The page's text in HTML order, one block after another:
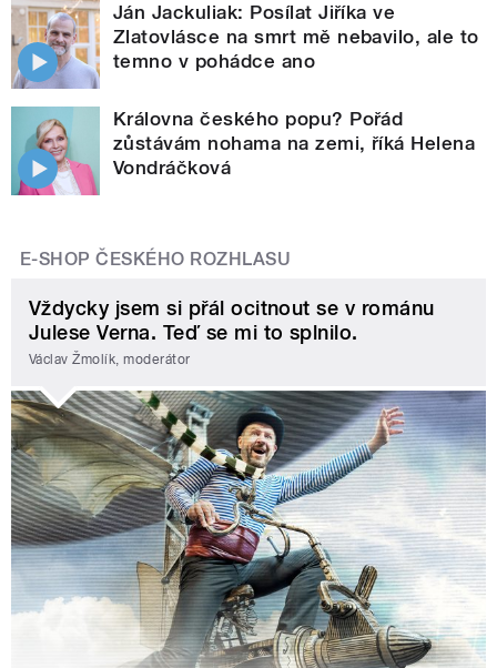
Ján Jackuliak: Posílat Jiříka ve
Zlatovlásce na smrt mě nebavilo, ale to
temno v pohádce ano
Královna českého popu? Pořád
zůstávám nohama na zemi, říká Helena
Vondráčková
E-SHOP ČESKÉHO ROZHLASU
Vždycky jsem si přál ocitnout se v románu
Julese Verna. Teď se mi to splnilo.
Václav Žmolík, moderátor